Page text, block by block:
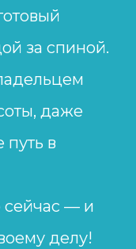
за спиной.
даже
путь в
сейчас — и
делу!